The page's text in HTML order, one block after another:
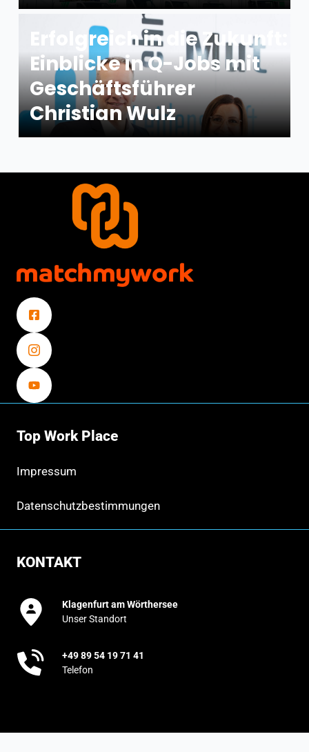
Erfolgreich in die Zukunft:
Einblicke in Q-Jobs mit
Geschäftsführer
Christian Wulz
Top Work Place
Impressum
Datenschutzbestimmungen
KONTAKT
Klagenfurt am Wörthersee
Unser Standort
+49 89 54 19 71 41
Telefon